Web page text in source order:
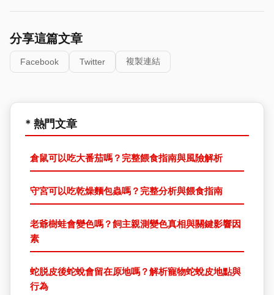
分享這篇文章
Facebook Twitter 複製連結
* 熱門文章
倉鼠可以吃大番茄嗎？完整餵食指南與風險解析
守宮可以吃乾燥麵包蟲嗎？完整分析與餵食指南
老爺樹蛙會變色嗎？飼主親測變色真相與關鍵影響因
素
蛇脱皮後蛇蛻會留在原地嗎？解析寵物蛇蛻皮地點與
行為